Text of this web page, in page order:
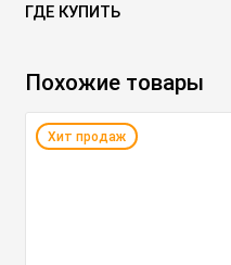
ГДЕ КУПИТЬ
Похожие товары
Хит продаж